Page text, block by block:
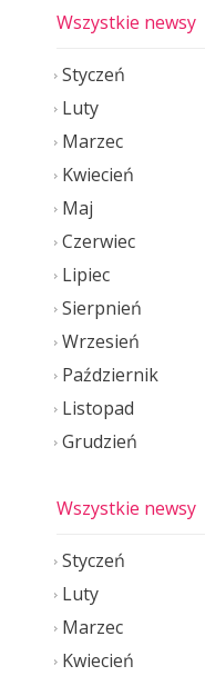
Wszystkie newsy
Styczeń
Luty
Marzec
Kwiecień
Maj
Czerwiec
Lipiec
Sierpnień
Wrzesień
Październik
Listopad
Grudzień
Wszystkie newsy
Styczeń
Luty
Marzec
Kwiecień